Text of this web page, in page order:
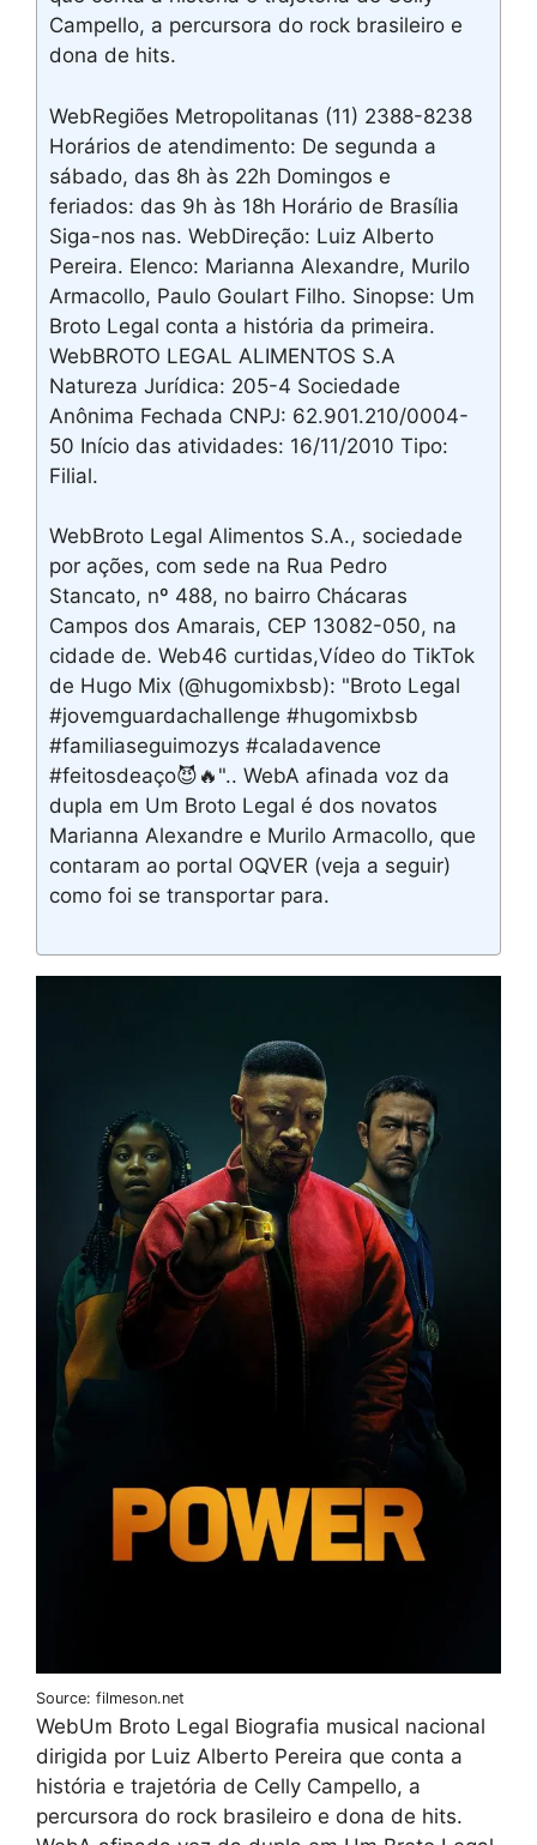
Campello, a percursora do rock brasileiro e
dona de hits.
WebRegiões Metropolitanas (11) 2388-8238
Horários de atendimento: De segunda a
sábado, das 8h às 22h Domingos e
feriados: das 9h às 18h Horário de Brasília
Siga-nos nas. WebDireção: Luiz Alberto
Pereira. Elenco: Marianna Alexandre, Murilo
Armacollo, Paulo Goulart Filho. Sinopse: Um
Broto Legal conta a história da primeira.
WebBROTO LEGAL ALIMENTOS S.A
Natureza Jurídica: 205-4 Sociedade
Anônima Fechada CNPJ: 62.901.210/0004-
50 Início das atividades: 16/11/2010 Tipo:
Filial.
WebBroto Legal Alimentos S.A., sociedade
por ações, com sede na Rua Pedro
Stancato, nº 488, no bairro Chácaras
Campos dos Amarais, CEP 13082-050, na
cidade de. Web46 curtidas,Vídeo do TikTok
de Hugo Mix (@hugomixbsb): "Broto Legal
#jovemguardachallenge #hugomixbsb
#familiaseguimozys #caladavence
#feitosdeaço😈🔥".. WebA afinada voz da
dupla em Um Broto Legal é dos novatos
Marianna Alexandre e Murilo Armacollo, que
contaram ao portal OQVER (veja a seguir)
como foi se transportar para.
Source: filmeson.net
WebUm Broto Legal Biografia musical nacional
dirigida por Luiz Alberto Pereira que conta a
história e trajetória de Celly Campello, a
percursora do rock brasileiro e dona de hits.